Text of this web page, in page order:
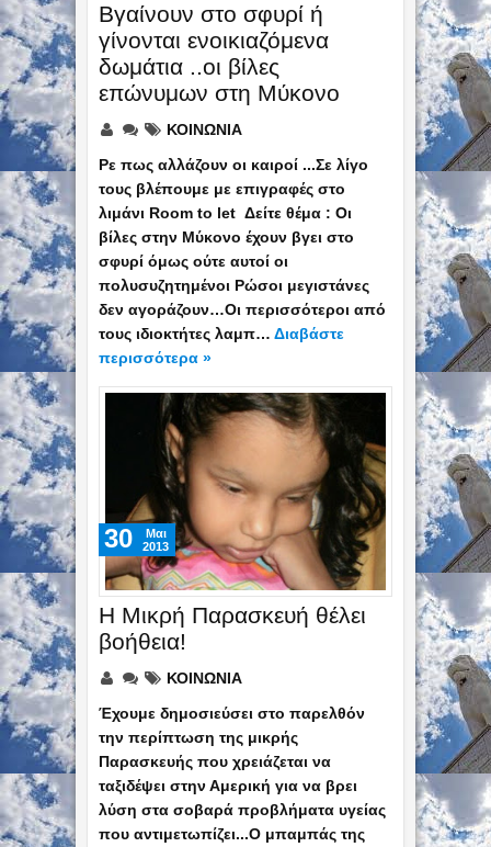
Βγαίνουν στο σφυρί ή
γίνονται ενοικιαζόμενα
δωμάτια ..οι βίλες
επώνυμων στη Μύκονο
ΚΟΙΝΩΝΙΑ
Ρε πως αλλάζουν οι καιροί ...Σε λίγο
τους βλέπουμε με επιγραφές στο
λιμάνι Room to let Δείτε θέμα : Οι
βίλες στην Μύκονο έχουν βγει στο
σφυρί όμως ούτε αυτοί οι
πολυσυζητημένοι Ρώσοι μεγιστάνες
δεν αγοράζουν…Οι περισσότεροι από
τους ιδιοκτήτες λαμπ… Διαβάστε
περισσότερα »
H Μικρή Παρασκευή θέλει
βοήθεια!
ΚΟΙΝΩΝΙΑ
Έχουμε δημοσιεύσει στο παρελθόν
την περίπτωση της μικρής
Παρασκευής που χρειάζεται να
ταξιδέψει στην Αμερική για να βρει
λύση στα σοβαρά προβλήματα υγείας
που αντιμετωπίζει...Ο μπαμπάς της
30
Mαι
2013